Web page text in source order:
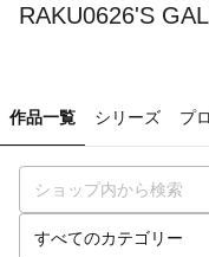
RAKU0626'S
作品一覧 シリーズ プ